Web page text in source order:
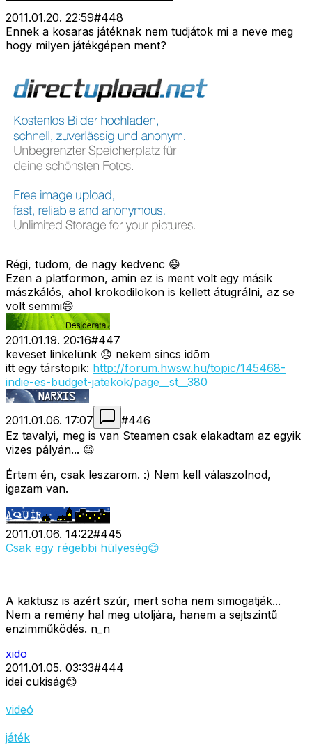
2011.01.20. 22:59#448
Ennek a kosaras játéknak nem tudjátok mi a neve meg
hogy milyen játékgépen ment?
Régi, tudom, de nagy kedvenc 😄
Ezen a platformon, amin ez is ment volt egy másik
mászkálós, ahol krokodilokon is kellett átugrálni, az se
volt semmi😄
2011.01.19. 20:16#447
keveset linkelünk 😞 nekem sincs idõm
itt egy társtopik: http://forum.hwsw.hu/topic/145468-
indie-es-budget-jatekok/page__st__380
2011.01.06. 17:07 #446
Ez tavalyi, meg is van Steamen csak elakadtam az egyik
vizes pályán... 😄
Értem én, csak leszarom. :) Nem kell válaszolnod,
igazam van.
2011.01.06. 14:22#445
Csak egy régebbi hülyeség😊
A kaktusz is azért szúr, mert soha nem simogatják...
Nem a remény hal meg utoljára, hanem a sejtszintű
enzimműködés. n_n
xido
2011.01.05. 03:33#444
idei cukiság😊
videó
játék